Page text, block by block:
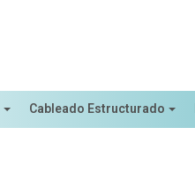
Cableado Estructurado